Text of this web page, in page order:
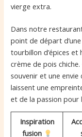
vierge extra.
Dans notre
point de départ
tourbillon d’épices et
crème de pois
souvenir et une envie
laissent une
et de la passion pour
Inspiration
fusion